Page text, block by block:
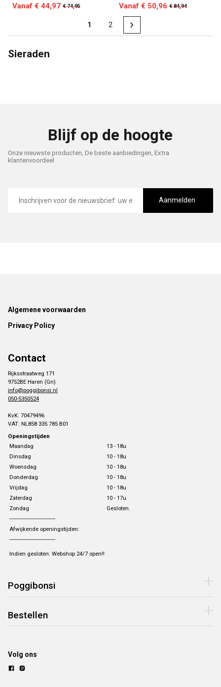
Vanaf € 44,97 € 74,95 Vanaf € 50,96 € 84,94
1 2
Sieraden
Blijf op de hoogte
Onze nieuwste producten, De beste aanbiedingen, Extra
klantenvoordeel
mailadres
Aanmelden
Footer
Algemene voorwaarden
Privacy Policy
Contact
Rijksstraatweg 171
9752BE Haren (Gn)
info@poggibonsi.nl
050-5350524
KvK: 70479496
VAT: NL858 335 785 B01
Openingstijden
Maandag
13 - 18u
Dinsdag
10 - 18u
Woensdag
10 - 18u
Donderdag
10 - 18u
Vrijdag
10 - 18u
Zaterdag
10 - 17u
Zondag
Gesloten.
-------------------------------
Afwijkende openingstijden:
-------------------------------
Indien gesloten: Webshop 24/7 open!!
Poggibonsi
Bestellen
Volg ons